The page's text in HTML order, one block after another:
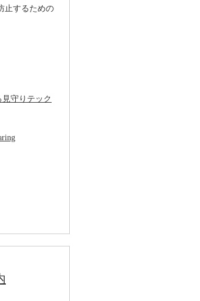
止するための
守りテック